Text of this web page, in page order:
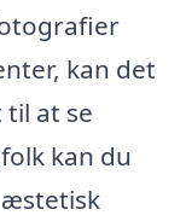
kan det
at se
kan du